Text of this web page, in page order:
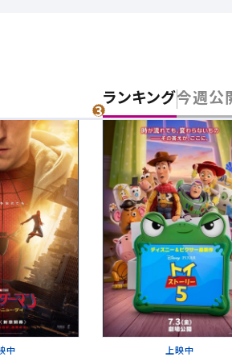
トの購入は下記リンクより、ご覧になりたい
上映スケジュールを確
その他の劇場を選ぶ
のワタシアターライト会員もあります。
予約を確認・変更
ランキング今週公
中 上映中
閉じる
劇場を変更します
場を変更すると、STEP2以降で選択いただ
しないで続ける
変更す
上映日を変更しま
日を変更すると、STEP3以降で選択いた
しないで続ける
変更す